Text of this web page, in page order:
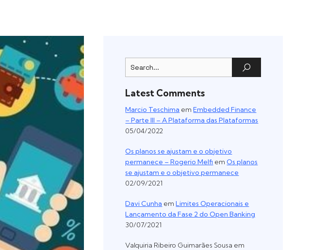
Latest Comments
Marcio Teschima emEmbedded Finance
– Parte III – A Plataforma das Plataformas
05/04/2022
Os planos se ajustam e o objetivo
permanece – Rogerio Melfi emOs planos
se ajustam e o objetivo permanece
02/09/2021
Davi Cunha emLimites Operacionais e
Lançamento da Fase 2 do Open Banking
30/07/2021
Valquiria Ribeiro Guimarães Sousa em